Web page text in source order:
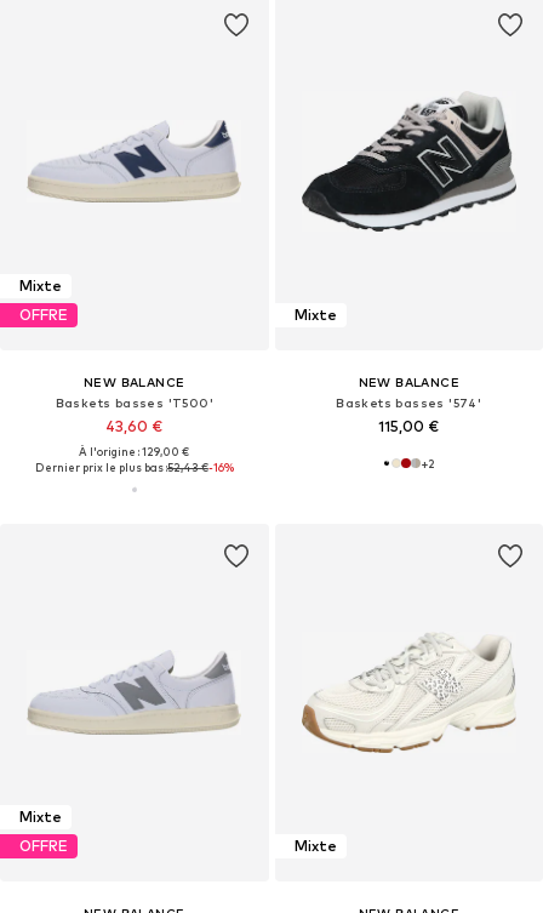
Mixte
OFFRE
NEW BALANCE
Baskets basses 'T500'
43,60 €
À l'origine : 129,00 €
Dernier prix le plus bas :52,43 €-16%
Mixte
NEW BALANCE
Baskets basses '574'
115,00 €
+2
Mixte
OFFRE
Mixte